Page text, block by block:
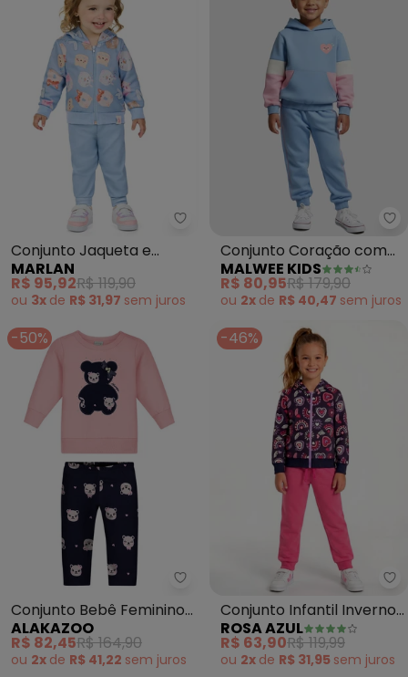
Marlan - Conjunto Jaqueta e
Conjunto Jaqueta e
Calça em Moletom (Azul)
MARLAN
R$ 95,92R$ 119,90
ou 3x de R$ 31,97 sem juros
Conjunto Coração com
Glitter em Moletom
(Azul)
MALWEE KIDS
R$ 80,95R$ 179,90
ou 2x de R$ 40,47 sem juros
-50%
Alakazoo - Conjunto Bebê
Conjunto Bebê Feminino
com Blusão e Calça
(Azul)
ALAKAZOO
R$ 82,45R$ 164,90
ou 2x de R$ 41,22 sem juros
-46%
Conjunto Infantil Inverno
Iaia Corações (Marinho)
ROSA AZUL
R$ 63,90R$ 119,99
ou 2x de R$ 31,95 sem juros